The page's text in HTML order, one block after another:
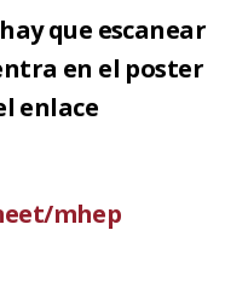
que escanear
en el poster
enlace
mhep